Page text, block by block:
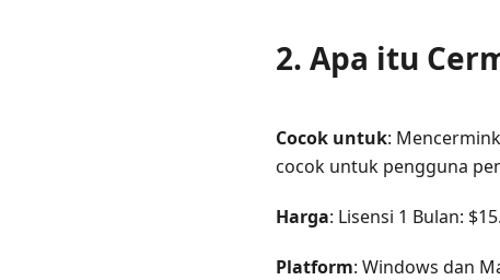
2. Apa itu
Cocok untuk:
cocok untuk pengguna
Harga: Lisensi 1 Bulan:
Platform: Windows dan